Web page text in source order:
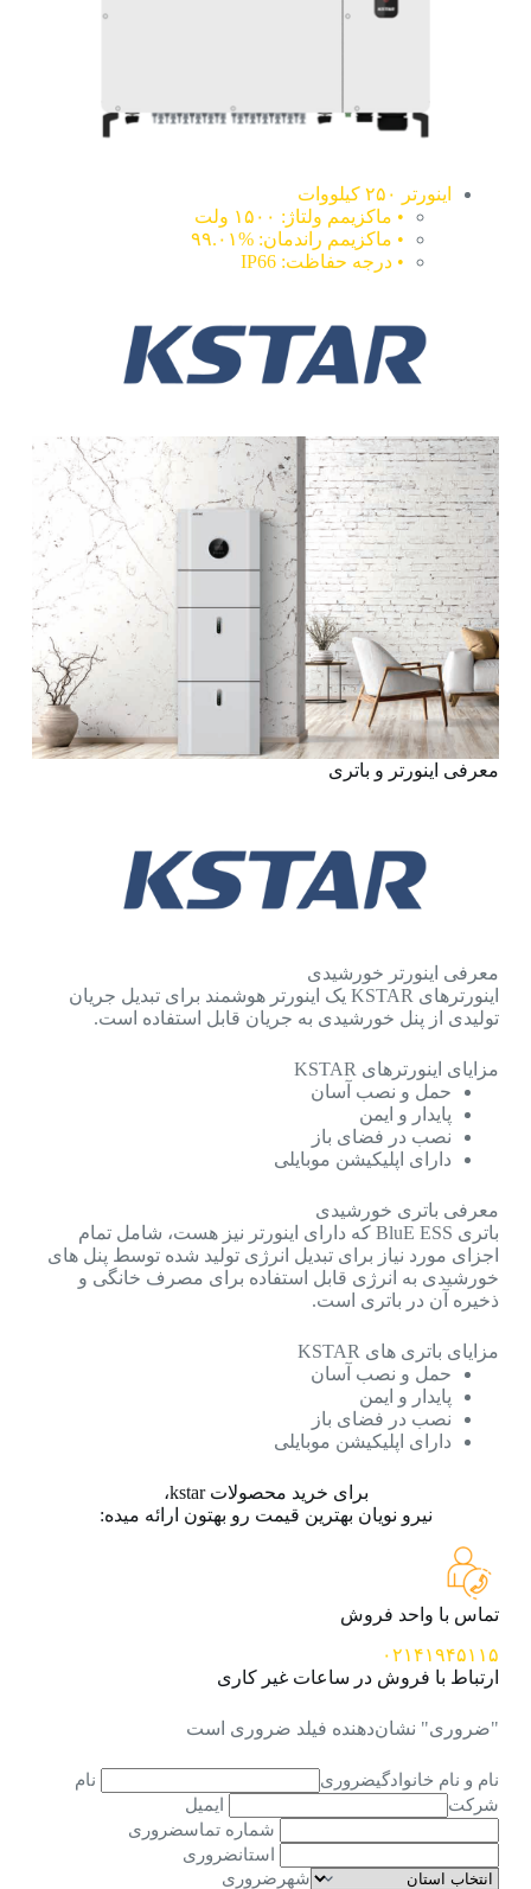
اینورتر ۲۵۰ کیلووات
• ماکزیمم ولتاژ: ۱۵۰۰ ولت
• ماکزیمم راندمان: %۹۹.۰۱
• درجه حفاظت: IP66
معرفی اینورتر و باتری
معرفی اینورتر خورشیدی
اینورترهای KSTAR یک اینورتر هوشمند برای تبدیل جریان
تولیدی از پنل خورشیدی به جریان قابل استفاده است.
مزایای اینورترهای KSTAR
حمل و نصب آسان
پایدار و ایمن
نصب در فضای باز
دارای اپلیکیشن موبایلی
معرفی باتری خورشیدی
باتری BluE ESS که دارای اینورتر نیز هست، شامل تمام
اجزای مورد نیاز برای تبدیل انرژی تولید شده توسط پنل های
خورشیدی به انرژی قابل استفاده برای مصرف خانگی و
ذخیره آن در باتری است.
مزایای باتری های KSTAR
حمل و نصب آسان
پایدار و ایمن
نصب در فضای باز
دارای اپلیکیشن موبایلی
برای خرید محصولات kstar،
نیرو نویان بهترین قیمت رو بهتون ارائه میده:
تماس با واحد فروش
۰۲۱۴۱۹۴۵۱۱۵
ارتباط با فروش در ساعات غیر کاری
"ضروری" نشان‌دهنده فیلد ضروری است
نام و نام خانوادگیضروری
نام
شرکت
ایمیل
شماره تماسضروری
استانضروری
شهرضروری